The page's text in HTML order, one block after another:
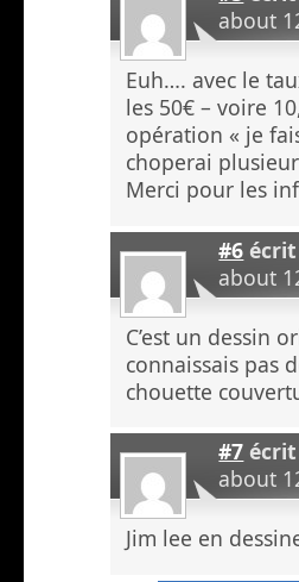
about
Euh…. avec le
les 50€ – voire
opération « je
choperai
Merci pour les
#6
about
C’est un dessin
connaissais pas
chouette
#7
about
Jim lee en